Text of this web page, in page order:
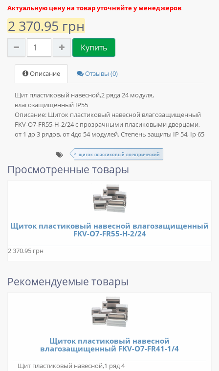
Актуальную цену на товар уточняйте у менеджеров
2 370.95 грн
Купить
Описание Отзывы (0)
Щит пластиковый навесной,2 ряда 24 модуля,
влагозащищенный IP55
Описание: Щиток пластиковый навесной влагозащищенный
FKV-O7-FR55-H-2/24 с прозрачными пласиковыми дверцами,
от 1 до 3 рядов, от 4до 54 модулей. Степень защиты IP 54, Ip 65
щиток пластиковый электрический
Просмотренные товары
Щиток пластиковый навесной влагозащищенный
FKV-O7-FR55-H-2/24
2 370.95 грн
Рекомендуемые товары
Щиток пластиковый навесной
влагозащищенный FKV-O7-FR41-1/4
Щит пластиковый навесной,1 ряд 4